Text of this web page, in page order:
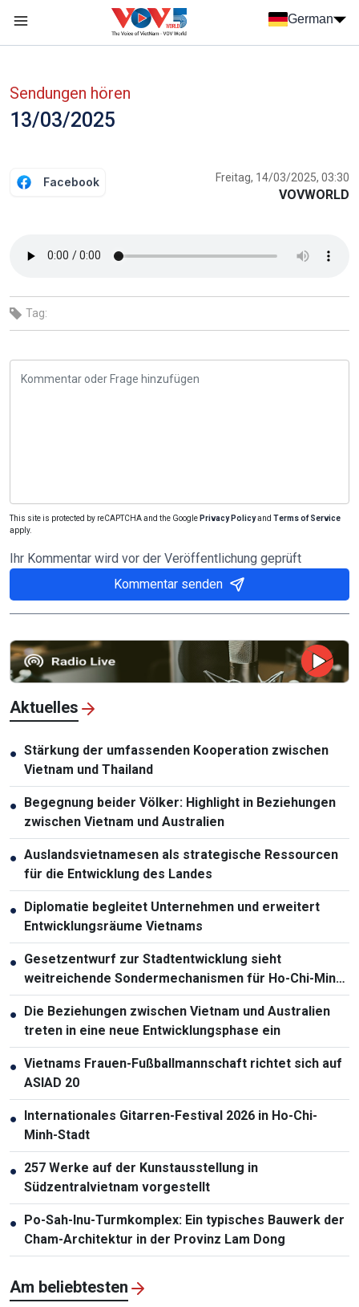
German
Sendungen hören
13/03/2025
Facebook Freitag, 14/03/2025, 03:30
VOVWORLD
Tag:
This site is protected by reCAPTCHA and the Google Privacy Policyand Terms of Service
apply.
Ihr Kommentar wird vor der Veröffentlichung geprüft
Kommentar senden
Aktuelles
● Stärkung der umfassenden Kooperation zwischen
Vietnam und Thailand
● Begegnung beider Völker: Highlight in Beziehungen
zwischen Vietnam und Australien
● Auslandsvietnamesen als strategische Ressourcen
für die Entwicklung des Landes
● Diplomatie begleitet Unternehmen und erweitert
Entwicklungsräume Vietnams
● Gesetzentwurf zur Stadtentwicklung sieht
weitreichende Sondermechanismen für Ho-Chi-Minh-
Stadt vor
● Die Beziehungen zwischen Vietnam und Australien
treten in eine neue Entwicklungsphase ein
● Vietnams Frauen-Fußballmannschaft richtet sich auf
ASIAD 20
● Internationales Gitarren-Festival 2026 in Ho-Chi-
Minh-Stadt
● 257 Werke auf der Kunstausstellung in
Südzentralvietnam vorgestellt
● Po-Sah-Inu-Turmkomplex: Ein typisches Bauwerk der
Cham-Architektur in der Provinz Lam Dong
Am beliebtesten